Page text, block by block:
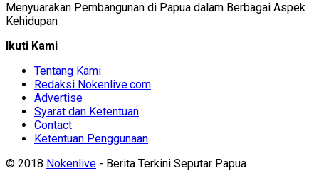
Menyuarakan Pembangunan di Papua dalam Berbagai Aspek
Kehidupan
Ikuti Kami
Tentang Kami
Redaksi Nokenlive.com
Advertise
Syarat dan Ketentuan
Contact
Ketentuan Penggunaan
© 2018 Nokenlive - Berita Terkini Seputar Papua